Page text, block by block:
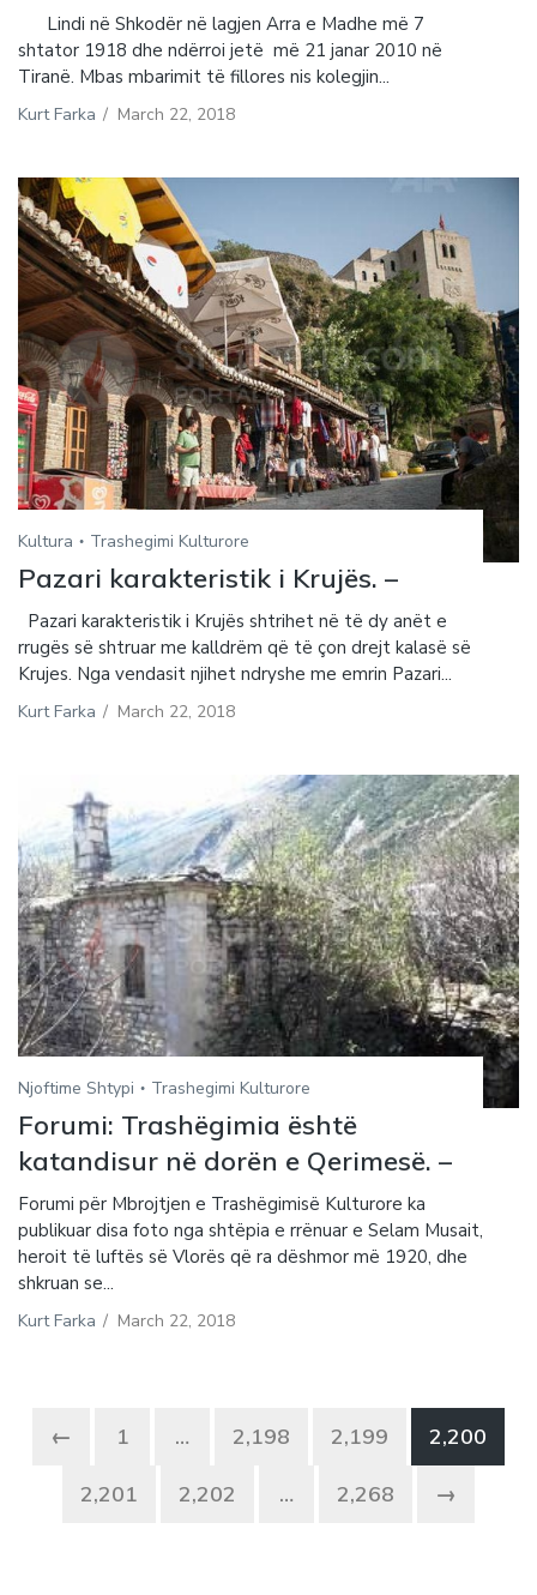
Lindi në Shkodër në lagjen Arra e Madhe më 7
shtator 1918 dhe ndërroi jetë më 21 janar 2010 në
Tiranë. Mbas mbarimit të fillores nis kolegjin...
Kurt Farka / March 22, 2018
Kultura Trashegimi Kulturore
Pazari karakteristik i Krujës. –
Pazari karakteristik i Krujës shtrihet në të dy anët e
rrugës së shtruar me kalldrëm që të çon drejt kalasë së
Krujes. Nga vendasit njihet ndryshe me emrin Pazari...
Kurt Farka / March 22, 2018
Njoftime Shtypi Trashegimi Kulturore
Forumi: Trashëgimia është
katandisur në dorën e Qerimesë. –
Forumi për Mbrojtjen e Trashëgimisë Kulturore ka
publikuar disa foto nga shtëpia e rrënuar e Selam Musait,
heroit të luftës së Vlorës që ra dëshmor më 1920, dhe
shkruan se...
Kurt Farka / March 22, 2018
← 1 … 2,198 2,199 2,200
2,201 2,202 … 2,268 →